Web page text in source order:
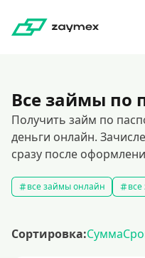
Все займы по
Получить займ по
деньги онлайн.
сразу после
все займы онлайн
Сортировка:Сумма